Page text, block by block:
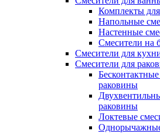
Комплекты
Напольные
Настенные
Смесители на
Смесители для
Смесители для
раковины
раковины
Локтевые